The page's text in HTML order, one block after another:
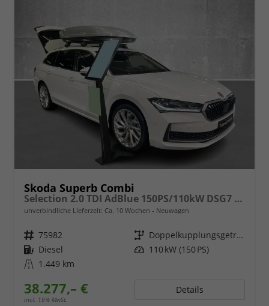
Skoda Superb Combi
Selection 2.0 TDI AdBlue 150PS/110kW DSG7 2026
unverbindliche Lieferzeit: Ca. 10 Wochen Neuwagen
Fahrzeugnr. 75982 Getriebe
Doppelkupplungsgetriebe (DSG)
Kraftstoff Diesel Leistung 110 kW (150 PS)
Kilometerstand 1.449 km
38.277,– €
incl. 19% MwSt.
Details